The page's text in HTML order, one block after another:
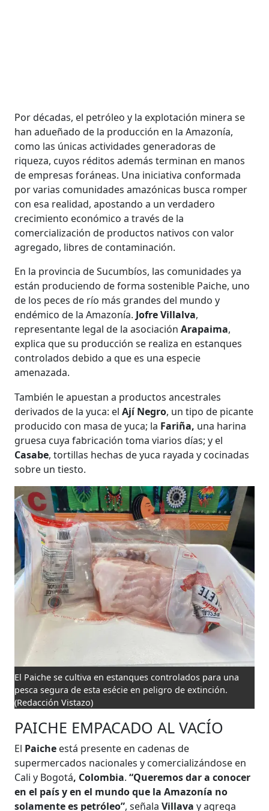
Por décadas, el petróleo y la explotación minera se
han adueñado de la producción en la Amazonía,
como las únicas actividades generadoras de
riqueza, cuyos réditos además terminan en manos
de empresas foráneas. Una iniciativa conformada
por varias comunidades amazónicas busca romper
con esa realidad, apostando a un verdadero
crecimiento económico a través de la
comercialización de productos nativos con valor
agregado, libres de contaminación.
En la provincia de Sucumbíos, las comunidades ya
están produciendo de forma sostenible Paiche, uno
de los peces de río más grandes del mundo y
endémico de la Amazonía. Jofre Villalva,
representante legal de la asociaciónArapaima,
explica que su producción se realiza en estanques
controlados debido a que es una especie
amenazada.
También le apuestan a productos ancestrales
derivados de la yuca: elAjí Negro, un tipo de picante
producido con masa de yuca; la Fariña, una harina
gruesa cuya fabricación toma viarios días; y el
Casabe, tortillas hechas de yuca rayada y cocinadas
sobre un tiesto.
El Paiche se cultiva en estanques controlados para una
pesca segura de esta esécie en peligro de extinción.
(Redacción Vistazo)
PAICHE EMPACADO AL VACÍO
El Paiche está presente en cadenas de
supermercados nacionales y comercializándose en
Cali y Bogotá, Colombia.“Queremos dar a conocer
en el país y en el mundo que la Amazonía no
solamente es petróleo”, señalaVillavay agrega